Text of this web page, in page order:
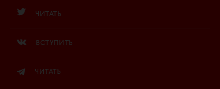
ЧИТАТЬ
ВСТУПИТЬ
ЧИТАТЬ